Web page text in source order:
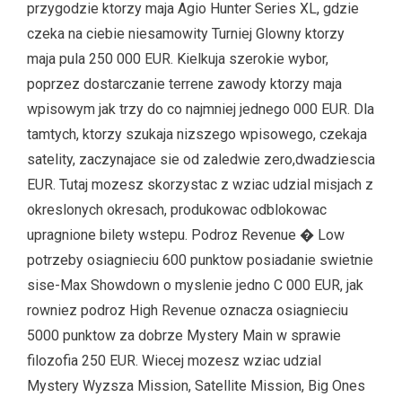
przygodzie ktorzy maja Agio Hunter Series XL, gdzie
czeka na ciebie niesamowity Turniej Glowny ktorzy
maja pula 250 000 EUR. Kielkuja szerokie wybor,
poprzez dostarczanie terrene zawody ktorzy maja
wpisowym jak trzy do co najmniej jednego 000 EUR. Dla
tamtych, ktorzy szukaja nizszego wpisowego, czekaja
satelity, zaczynajace sie od zaledwie zero,dwadziescia
EUR. Tutaj mozesz skorzystac z wziac udzial misjach z
okreslonych okresach, produkowac odblokowac
upragnione bilety wstepu. Podroz Revenue � Low
potrzeby osiagnieciu 600 punktow posiadanie swietnie
sise-Max Showdown o myslenie jedno C 000 EUR, jak
rowniez podroz High Revenue oznacza osiagnieciu
5000 punktow za dobrze Mystery Main w sprawie
filozofia 250 EUR. Wiecej mozesz wziac udzial
Mystery Wyzsza Mission, Satellite Mission, Big Ones